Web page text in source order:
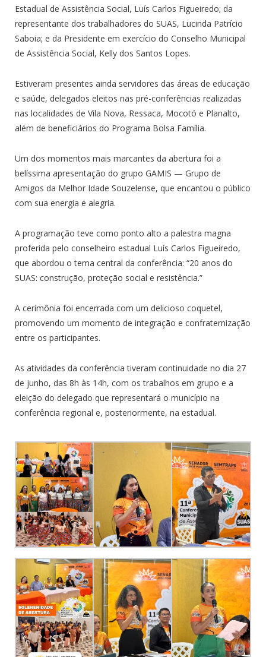
Estadual de Assistência Social, Luís Carlos Figueiredo; da
representante dos trabalhadores do SUAS, Lucinda Patrício
Saboia; e da Presidente em exercício do Conselho Municipal
de Assistência Social, Kelly dos Santos Lopes.
Estiveram presentes ainda servidores das áreas de educação
e saúde, delegados eleitos nas pré-conferências realizadas
nas localidades de Vila Nova, Ressaca, Mocotó e Planalto,
além de beneficiários do Programa Bolsa Família.
Um dos momentos mais marcantes da abertura foi a
belíssima apresentação do grupo GAMIS — Grupo de
Amigos da Melhor Idade Souzelense, que encantou o público
com sua energia e alegria.
A programação teve como ponto alto a palestra magna
proferida pelo conselheiro estadual Luís Carlos Figueiredo,
que abordou o tema central da conferência: “20 anos do
SUAS: construção, proteção social e resistência.”
A cerimônia foi encerrada com um delicioso coquetel,
promovendo um momento de integração e confraternização
entre os participantes.
As atividades da conferência tiveram continuidade no dia 27
de junho, das 8h às 14h, com os trabalhos em grupo e a
eleição do delegado que representará o município na
conferência regional e, posteriormente, na estadual.